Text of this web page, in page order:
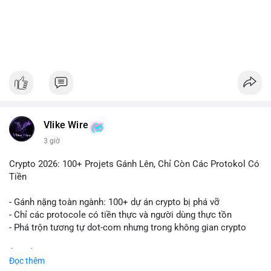
Vlike Wire
3 giờ
Crypto 2026: 100+ Projets Gánh Lên, Chỉ Còn Các Protokol Có
Tiền
- Gánh nặng toàn ngành: 100+ dự án crypto bị phá vỡ
- Chỉ các protocole có tiền thực và người dùng thực tồn
- Phá trộn tương tự dot-com nhưng trong không gian crypto
Đọc thêm